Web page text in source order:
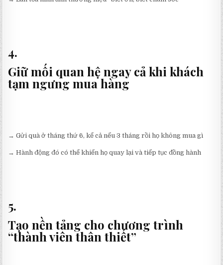
4.
Giữ mối quan hệ ngay cả khi khách
tạm ngưng mua hàng
→ Gửi quà ở tháng thứ 6, kể cả nếu 3 tháng rồi họ không mua gì
→ Hành động đó có thể khiến họ quay lại và tiếp tục đồng hành
5.
Tạo nền tảng cho chương trình
“thành viên thân thiết”